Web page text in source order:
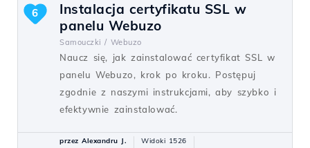
Instalacja certyfikatu SSL w
panelu Webuzo
Samouczki / Webuzo
Naucz się, jak zainstalować certyfikat SSL w
panelu Webuzo, krok po kroku. Postępuj
zgodnie z naszymi instrukcjami, aby szybko i
efektywnie zainstalować.
6
przez Alexandru J.
Widoki 1526